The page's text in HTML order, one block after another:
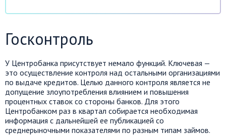
Госконтроль
У Центробанка присутствует немало функций. Ключевая —
это осуществление контроля над остальными организациями
по выдаче кредитов. Целью данного контроля является не
допущение злоупотребления влиянием и повышения
процентных ставок со стороны банков. Для этого
Центробанком раз в квартал собирается необходимая
информация с дальнейшей ее публикацией со
среднерыночными показателями по разным типам займов.